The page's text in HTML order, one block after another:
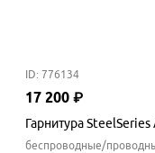
ID: 776134
17 200 ₽
Гарнитура
беспроводные/